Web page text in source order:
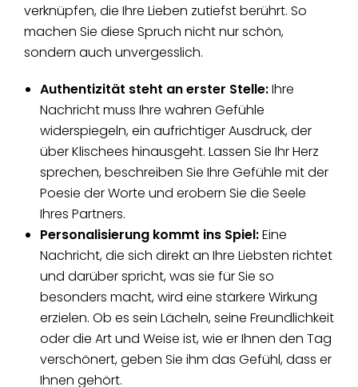
verknüpfen, die Ihre Lieben zutiefst berührt. So
machen Sie diese Spruch nicht nur schön,
sondern auch unvergesslich.
Authentizität steht an erster Stelle:Ihre
Nachricht muss Ihre wahren Gefühle
widerspiegeln, ein aufrichtiger Ausdruck, der
über Klischees hinausgeht. Lassen Sie Ihr Herz
sprechen, beschreiben Sie Ihre Gefühle mit der
Poesie der Worte und erobern Sie die Seele
Ihres Partners.
Personalisierung kommt ins Spiel:Eine
Nachricht, die sich direkt an Ihre Liebsten richtet
und darüber spricht, was sie für Sie so
besonders macht, wird eine stärkere Wirkung
erzielen. Ob es sein Lächeln, seine Freundlichkeit
oder die Art und Weise ist, wie er Ihnen den Tag
verschönert, geben Sie ihm das Gefühl, dass er
Ihnen gehört.